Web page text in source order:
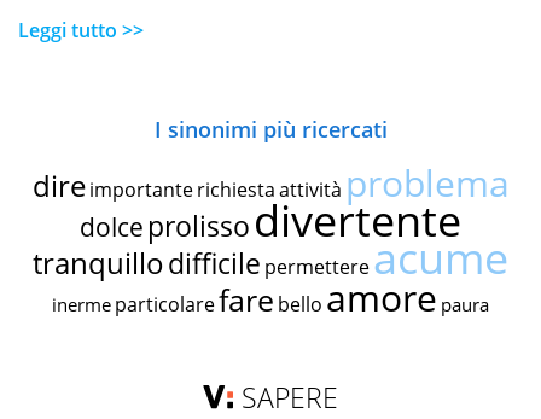
Leggi tutto >>
I sinonimi più ricercati
dire importante richiestaattività problema
dolce prolissodivertente
tranquillodifficile permettereacume
inerme particolarefare bello amore paura
SAPERE